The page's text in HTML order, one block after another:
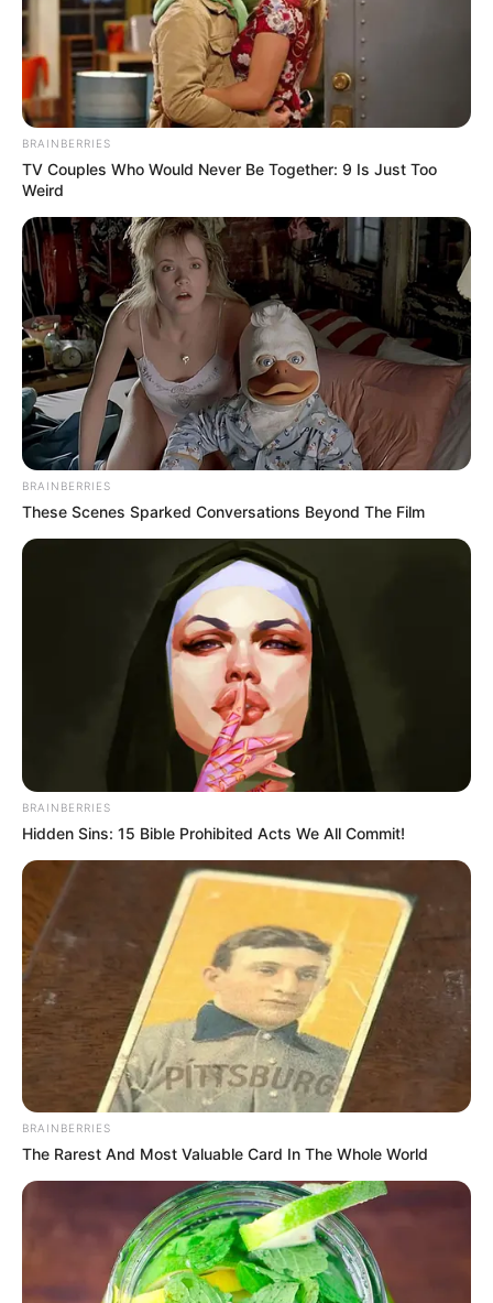
BRAINBERRIES
TV Couples Who Would Never Be Together: 9 Is Just Too
Weird
BRAINBERRIES
These Scenes Sparked Conversations Beyond The Film
BRAINBERRIES
Hidden Sins: 15 Bible Prohibited Acts We All Commit!
BRAINBERRIES
The Rarest And Most Valuable Card In The Whole World